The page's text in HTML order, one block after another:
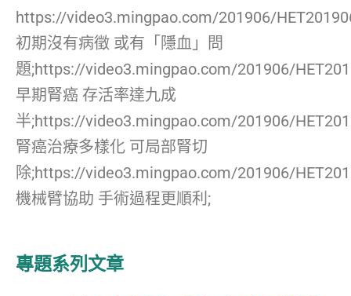
https://video3.mingpao.com/201906/
初期沒有病徵 或有「隱血」問
題;https://video3.mingpao.com/201906/
早期腎癌 存活率達九成
半;https://video3.mingpao.com/201906/
腎癌治療多樣化 可局部腎切
除;https://video3.mingpao.com/201906/
機械臂協助 手術過程更順利;
專題系列文章